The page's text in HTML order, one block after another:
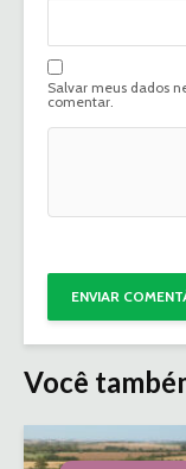
Salvar meus dados
comentar.
Você